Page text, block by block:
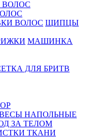
ЩИПЦЫ
МАШИНКА
ДЛЯ БРИТВ
НАПОЛЬНЫЕ
ЗА ТЕЛОМ